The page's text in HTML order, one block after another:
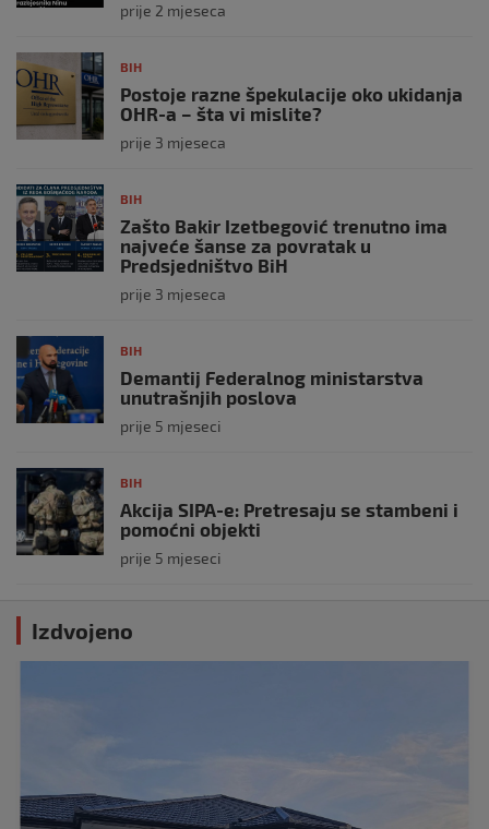
prije 2 mjeseca
BIH
Postoje razne špekulacije oko ukidanja
OHR-a – šta vi mislite?
prije 3 mjeseca
BIH
Zašto Bakir Izetbegović trenutno ima
najveće šanse za povratak u
Predsjedništvo BiH
prije 3 mjeseca
BIH
Demantij Federalnog ministarstva
unutrašnjih poslova
prije 5 mjeseci
BIH
Akcija SIPA-e: Pretresaju se stambeni i
pomoćni objekti
prije 5 mjeseci
Izdvojeno